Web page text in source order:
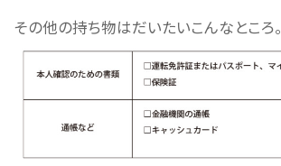
その他の持ち物はだいたいこんなところ。